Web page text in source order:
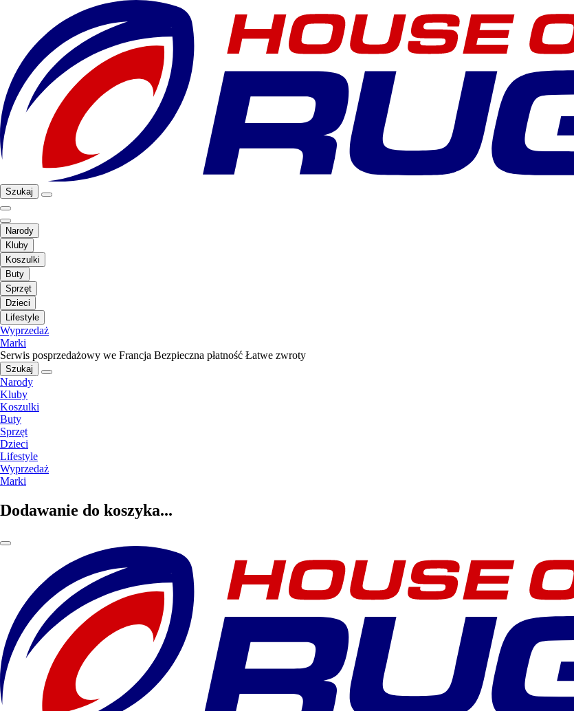
Szukaj
Narody
Kluby
Koszulki
Buty
Sprzęt
Dzieci
Lifestyle
Wyprzedaż
Marki
Serwis posprzedażowy we Francja Bezpieczna płatność Łatwe zwroty
Szukaj
Narody
Kluby
Koszulki
Buty
Sprzęt
Dzieci
Lifestyle
Wyprzedaż
Marki
Dodawanie do koszyka...